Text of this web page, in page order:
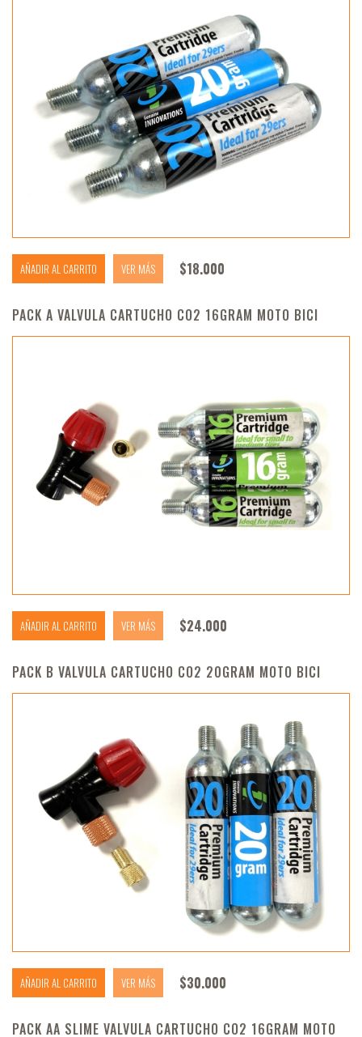
AÑADIR AL CARRITO VER MÁS $18.000
PACK A VALVULA CARTUCHO CO2 16GRAM MOTO BICI
AÑADIR AL CARRITO VER MÁS $24.000
PACK B VALVULA CARTUCHO CO2 20GRAM MOTO BICI
AÑADIR AL CARRITO VER MÁS $30.000
PACK AA SLIME VALVULA CARTUCHO CO2 16GRAM MOTO